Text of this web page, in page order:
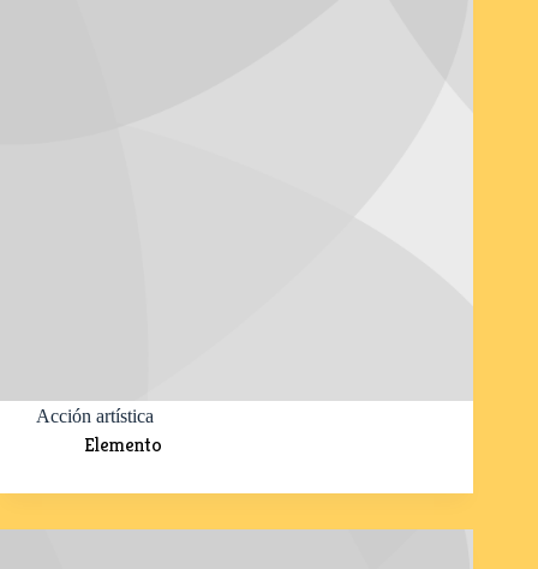
Acción artística
Elemento